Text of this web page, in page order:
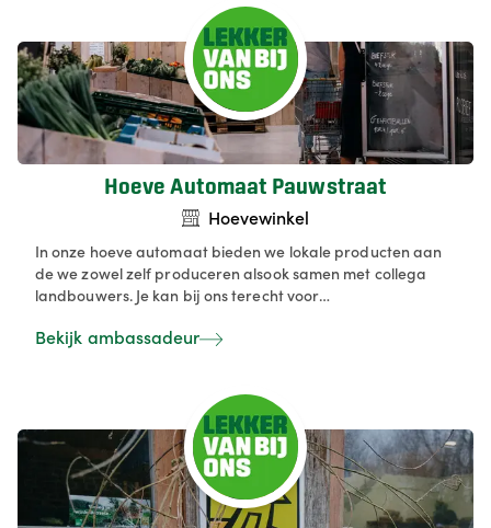
Hoeve Automaat Pauwstraat
Hoevewinkel
In onze hoeve automaat bieden we lokale producten aan
de we zowel zelf produceren alsook samen met collega
landbouwers. Je kan bij ons terecht voor
andere seizoensgebonden producten rechtstreeks van de
en betrouwbaar aanbod, met focus op versheid en lokale
productie.
Bekijk ambassadeur